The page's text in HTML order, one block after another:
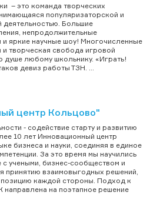
– это команда творческих
популяризаторской и
деятельностью. Большие
непродолжительные
и яркие научные шоу! Многочисленные
творческая свобода игровой
душе любому школьнику. «Играть!
девиз работы ТЗН. ...
центр Кольцово"
- содействие старту и развитию
10 лет Инновационный центр
бизнеса и науки, соединяя в единое
За это время мы научились
учеными, бизнес-сообществом и
принятию взаимовыгодных решений,
каждой стороны. Подход к
направлена на поэтапное решение